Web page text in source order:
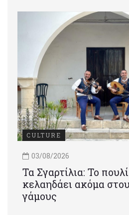
CULTURE
03/08/2026
Τα Σγαρτίλια: Το
κελαηδάει ακόμα
γάμους